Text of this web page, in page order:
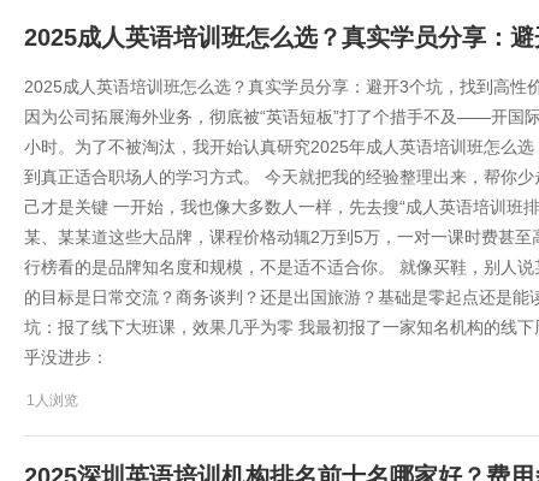
2025成人英语培训班怎么选？真实学员分享：
2025成人英语培训班怎么选？真实学员分享：避开3个坑，找到高
因为公司拓展海外业务，彻底被“英语短板”打了个措手不及——开国
小时。为了不被淘汰，我开始认真研究2025年成人英语培训班怎么
到真正适合职场人的学习方式。 今天就把我的经验整理出来，帮你
己才是关键 一开始，我也像大多数人一样，先去搜“成人英语培训班
某、某某道这些大品牌，课程价格动辄2万到5万，一对一课时费甚
行榜看的是品牌知名度和规模，不是适不适合你。 就像买鞋，别人
的目标是日常交流？商务谈判？还是出国旅游？基础是零起点还是
坑：报了线下大班课，效果几乎为零 我最初报了一家知名机构的线
乎没进步：
1人浏览